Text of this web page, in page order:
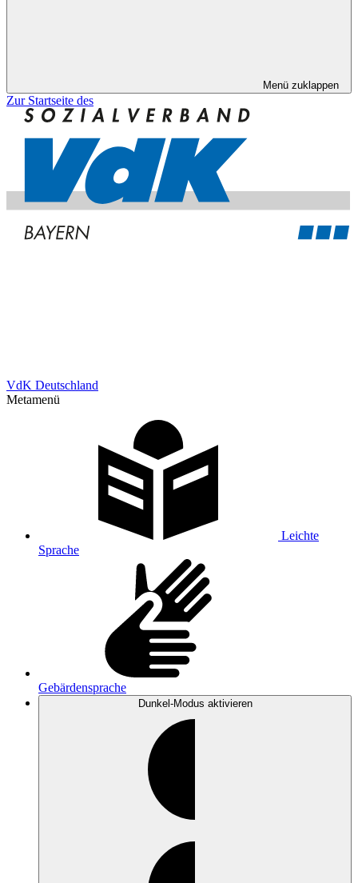
Menü zuklappen
Zur Startseite des
VdK Deutschland
Metamenü
Leichte
Sprache
Gebärdensprache
Dunkel-Modus aktivieren